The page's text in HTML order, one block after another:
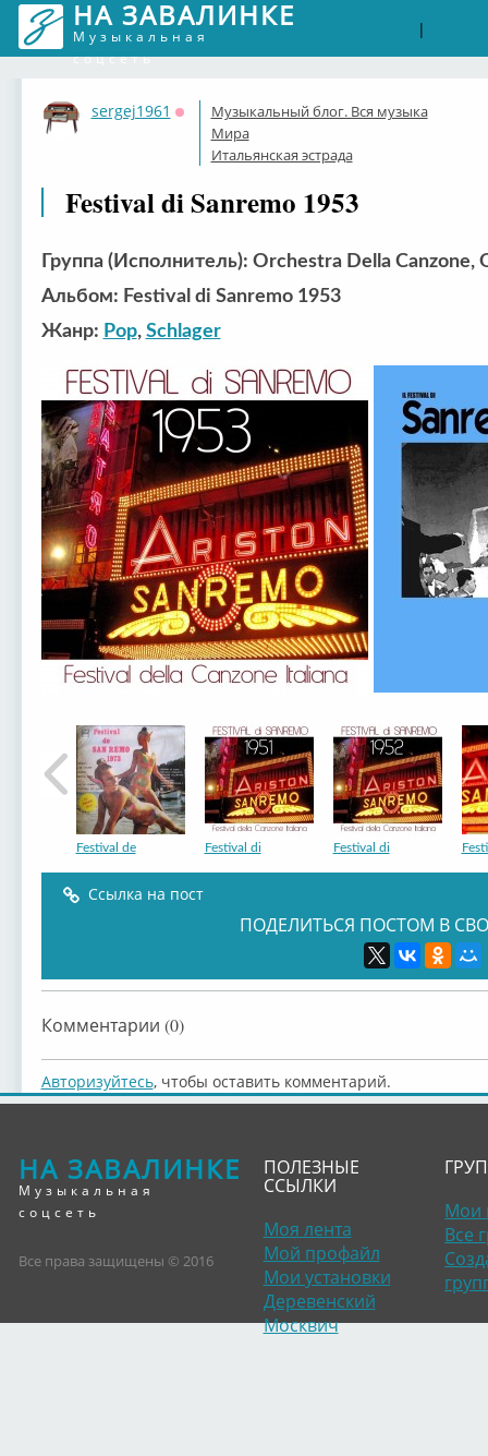
НА ЗАВАЛИНКЕ
Музыкальная
соцсеть
|
sergej1961
Оффлайн
Музыкальный блог. Вся музыка
Мира
Итальянская эстрада
Festival di Sanremo 1953
Группа (Исполнитель): Orchestra Della Canzone,
Альбом: Festival di Sanremo 1953
Жанр: Pop, Schlager
Festival de Festival di Festival di
Ссылка на пост
ПОДЕЛИТЬСЯ ПОСТОМ В
Комментарии (0)
Авторизуйтесь, чтобы оставить комментарий.
НА ЗАВАЛИНКЕ
Музыкальная
соцсеть
Все права защищены © 2016
ПОЛЕЗНЫЕ
ССЫЛКИ
Моя лента
Мой профайл
Мои установки
Деревенский
Москвич
Мои
Все